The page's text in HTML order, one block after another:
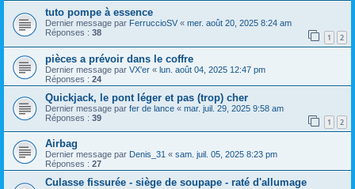
tuto pompe à essence
Dernier message par FerruccioSV « mer. août 20, 2025 8:24 am
Réponses : 38 1 2
pièces a prévoir dans le coffre
Dernier message par VX'er « lun. août 04, 2025 12:47 pm
Réponses : 24
Quickjack, le pont léger et pas (trop) cher
Dernier message par fer de lance « mar. juil. 29, 2025 9:58 am
Réponses : 39 1 2
Airbag
Dernier message par Denis_31 « sam. juil. 05, 2025 8:23 pm
Réponses : 27
Culasse fissurée - siège de soupape - raté d'allumage